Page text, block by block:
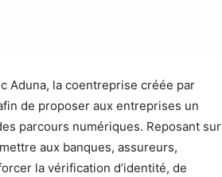
Aduna, la coentreprise créée par
de proposer aux entreprises un
parcours numériques. Reposant sur
aux banques, assureurs,
la vérification d’identité, de